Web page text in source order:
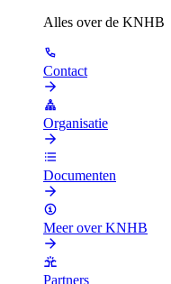
Alles over de KNHB
Contact
Organisatie
Documenten
Meer over KNHB
Partners